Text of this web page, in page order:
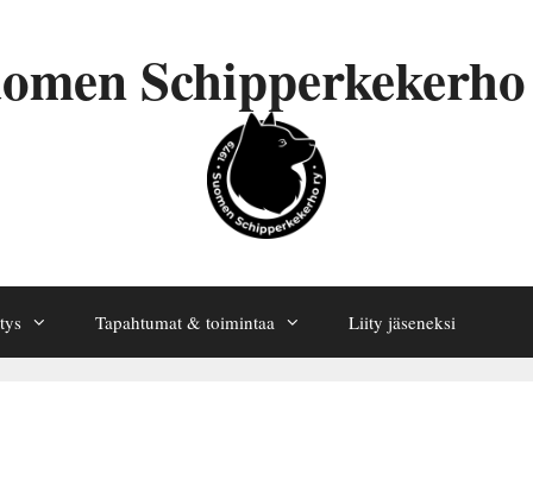
Tapahtumat & toimintaa Liity jäseneksi